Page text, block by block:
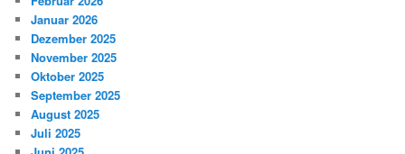
Januar 2026
Dezember 2025
November 2025
Oktober 2025
September 2025
August 2025
Juli 2025